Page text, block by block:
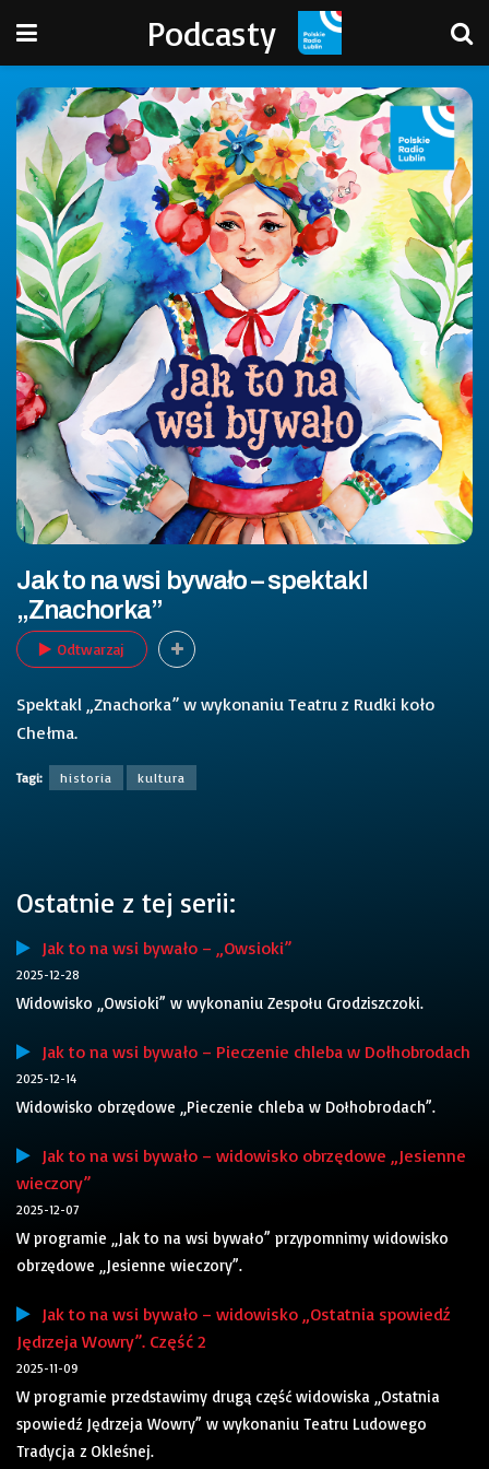
Podcasty
Jak to na wsi bywało – spektakl
„Znachorka”
Odtwarzaj
Spektakl „Znachorka” w wykonaniu Teatru z Rudki koło
Chełma.
Tagi: historia kultura
Ostatnie z tej serii:
Jak to na wsi bywało – „Owsioki”
2025-12-28
Widowisko „Owsioki” w wykonaniu Zespołu Grodziszczoki.
Jak to na wsi bywało – Pieczenie chleba w Dołhobrodach
2025-12-14
Widowisko obrzędowe „Pieczenie chleba w Dołhobrodach”.
Jak to na wsi bywało – widowisko obrzędowe „Jesienne
wieczory”
2025-12-07
W programie „Jak to na wsi bywało” przypomnimy widowisko
obrzędowe „Jesienne wieczory”.
Jak to na wsi bywało – widowisko „Ostatnia spowiedź
Jędrzeja Wowry”. Część 2
2025-11-09
W programie przedstawimy drugą część widowiska „Ostatnia
spowiedź Jędrzeja Wowry” w wykonaniu Teatru Ludowego
Tradycja z Okleśnej.